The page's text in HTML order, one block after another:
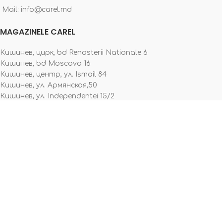
Mail: info@carel.md
MAGAZINELE CAREL
Кишинев, цирк, bd Renasterii Nationale 6
Кишинев, bd Moscova 16
Кишинев, центр, ул. Ismail 84
Кишинев, ул. Армянская,50
Кишинев, ул. Independentei 15/2